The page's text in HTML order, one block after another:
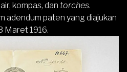
kompas, dan torches.
adendum paten yang diajukan
Maret 1916.